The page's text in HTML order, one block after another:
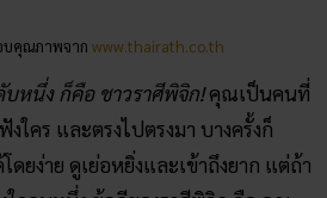
ต่อผู้อื่น ยินดีช่วยเพื่อน คนที่รักแบบ
ก็ช่วย ไม่เสแสร้งแกล้งทำดี ไม่กลัวตาย
ลำบาก มีดวงใจเด็ด มีพระคุ้มครอง